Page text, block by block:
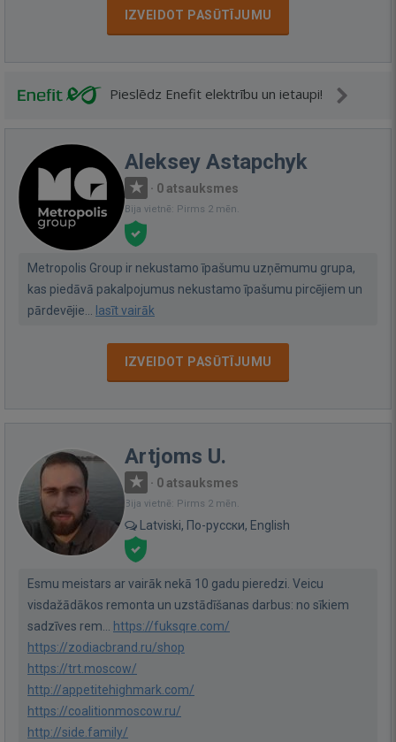
IZVEIDOT PASŪTĪJUMU
Pieslēdz Enefit elektrību un ietaupi!
Aleksey Astapchyk
· 0 atsauksmes
Bija vietnē: Pirms 2 mēn.
Metropolis Group ir nekustamo īpašumu uzņēmumu grupa,
kas piedāvā pakalpojumus nekustamo īpašumu pircējiem un
pārdevējie... lasīt vairāk
IZVEIDOT PASŪTĪJUMU
Artjoms U.
· 0 atsauksmes
Bija vietnē: Pirms 2 mēn.
Latviski, По-русски, English
Esmu meistars ar vairāk nekā 10 gadu pieredzi. Veicu
visdažādākos remonta un uzstādīšanas darbus: no sīkiem
sadzīves rem... https://fuksqre.com/
https://zodiacbrand.ru/shop
https://trt.moscow/
http://appetitehighmark.com/
https://coalitionmoscow.ru/
http://side.family/